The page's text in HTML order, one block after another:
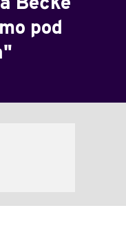
pod